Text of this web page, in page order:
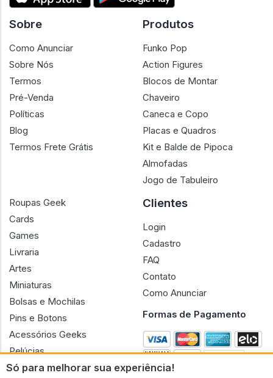
Só para melhorar sua experiência!
Sobre
Como Anunciar
Sobre Nós
Termos
Pré-Venda
Políticas
Blog
Termos Frete Grátis
Produtos
Funko Pop
Action Figures
Blocos de Montar
Chaveiro
Caneca e Copo
Placas e Quadros
Kit e Balde de Pipoca
Almofadas
Jogo de Tabuleiro
Roupas Geek
Cards
Games
Livraria
Artes
Miniaturas
Bolsas e Mochilas
Pins e Botons
Acessórios Geeks
Pelúcias
Bonecas
Clientes
Login
Cadastro
FAQ
Contato
Como Anunciar
Formas de Pagamento